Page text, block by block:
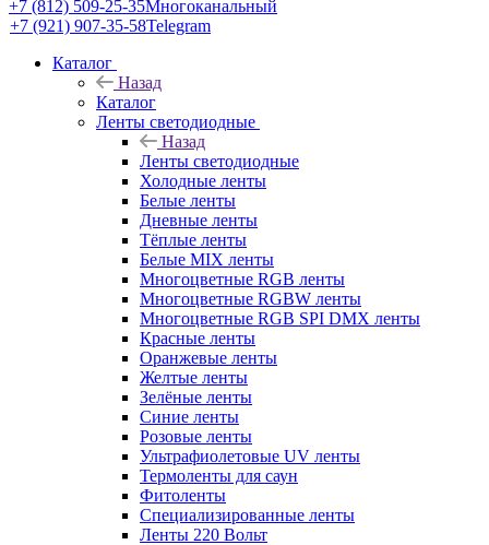
+7 (812) 509-25-35Многоканальный
+7 (921) 907-35-58Telegram
Каталог
Назад
Каталог
Ленты светодиодные
Назад
Ленты светодиодные
Холодные ленты
Белые ленты
Дневные ленты
Тёплые ленты
Белые MIX ленты
Многоцветные RGB ленты
Многоцветные RGBW ленты
Многоцветные RGB SPI DMX ленты
Красные ленты
Оранжевые ленты
Желтые ленты
Зелёные ленты
Синие ленты
Розовые ленты
Ультрафиолетовые UV ленты
Термоленты для саун
Фитоленты
Специализированные ленты
Ленты 220 Вольт